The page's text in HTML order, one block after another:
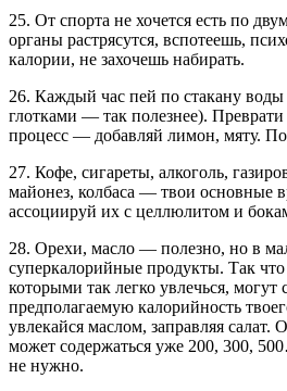
25. От спорта не хочется есть по
органы растрясутся, вспотеешь,
калории, не захочешь набирать.
26. Каждый час пей по стакану
глотками — так полезнее). Преврати
процесс — добавляй лимон, мяту.
27. Кофе, сигареты, алкоголь,
майонез, колбаса — твои основные
ассоциируй их с целлюлитом и
28. Орехи, масло — полезно, но в
суперкалорийные продукты. Так что
которыми так легко увлечься, могут
предполагаемую калорийность
увлекайся маслом, заправляя салат.
может содержаться уже 200, 300,
не нужно.